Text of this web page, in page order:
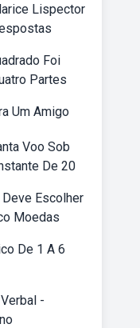
Lispector
Foi
Partes
Um Amigo
Voo Sob
De 20
Escolher
Moedas
De 1 A 6
-